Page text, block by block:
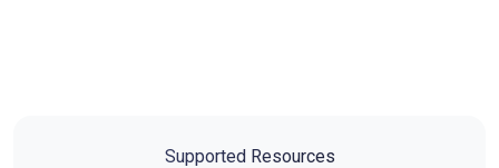
Supported Resources